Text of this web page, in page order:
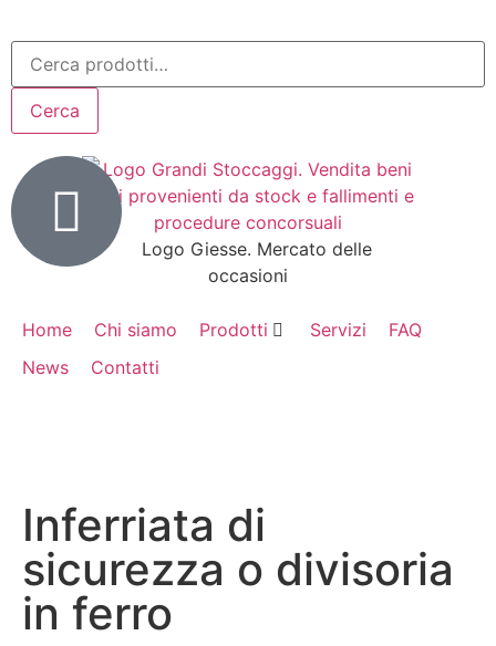
Cerca
Home Chi siamo Prodotti Servizi
FAQ
News
Contatti
Inferriata di
sicurezza o divisoria
in ferro